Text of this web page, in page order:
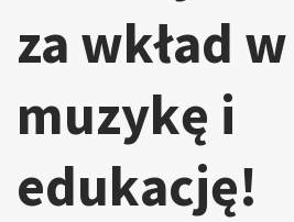
za wkład w
muzykę i
edukację!